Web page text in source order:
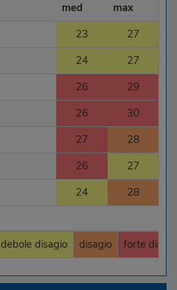
med
max
23
27
24
27
26
29
26
30
27
28
26
27
24 28
debole disagio disagio forte